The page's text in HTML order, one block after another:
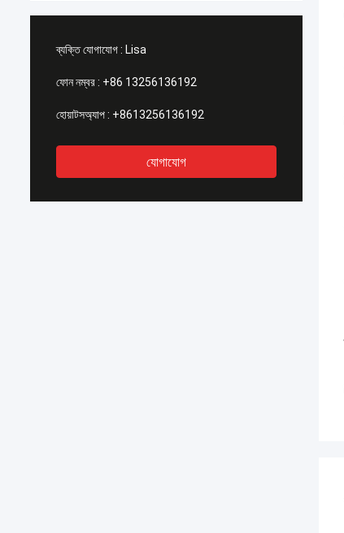
ব্যক্তি যোগাযোগ : Lisa
ফোন নম্বর : +86 13256136192
হোয়াটসঅ্যাপ : +8613256136192
যোগাযোগ